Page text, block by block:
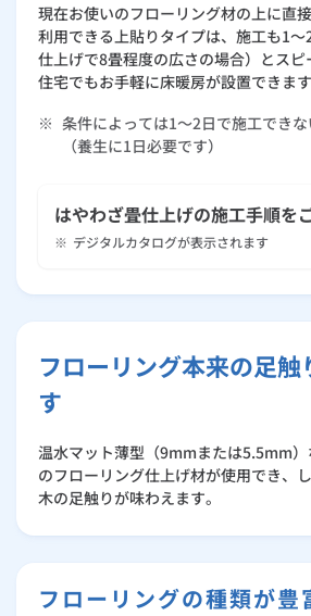
現在お使いのフローリング材の上に直
利用できる上貼りタイプは、施工も1～
仕上げで8畳程度の広さの場合）とス
住宅でもお手軽に床暖房が設置できます
※ 条件によっては1～2日で施工できな
（養生に1日必要です）
はやわざ畳仕上げの施工手順を
※ デジタルカタログが表示されます
フローリング本来の足触
す
温水マット薄型（9mmまたは5.5mm
のフローリング仕上げ材が使用でき、
木の足触りが味わえます。
フローリングの種類が豊